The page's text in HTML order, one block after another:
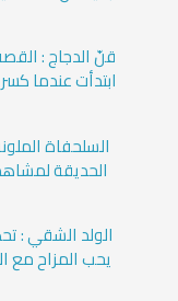
قنّ الدجاج :
ابتدأت عندما
السلحفاة
الحديقة
الولد الشقي :
يحب المزاح مع